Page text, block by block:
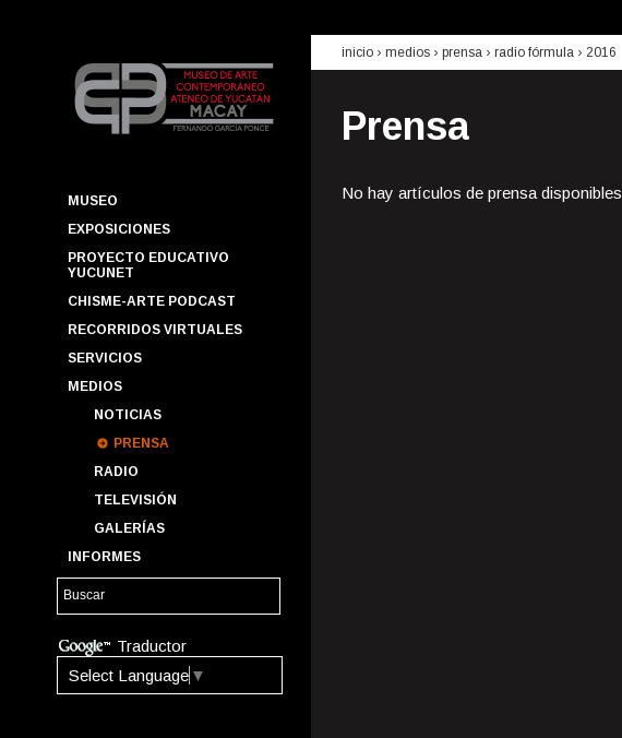
MUSEO
EXPOSICIONES
PROYECTO EDUCATIVO
YUCUNET
CHISME-ARTE PODCAST
RECORRIDOS VIRTUALES
SERVICIOS
MEDIOS
NOTICIAS
PRENSA
RADIO
TELEVISIÓN
GALERÍAS
INFORMES
Traductor
Select Language ▼
inicio › medios › prensa › radio fórmula › 2016
Prensa
No hay artículos de prensa disponibles